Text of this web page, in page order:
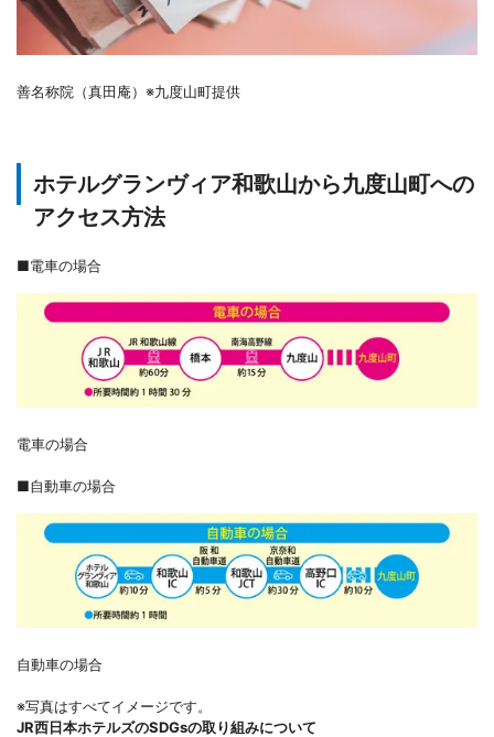
善名称院（真田庵）※九度山町提供
ホテルグランヴィア和歌山から九度山町への
アクセス方法
■電車の場合
電車の場合
■自動車の場合
自動車の場合
※写真はすべてイメージです。
JR西日本ホテルズのSDGsの取り組みについて